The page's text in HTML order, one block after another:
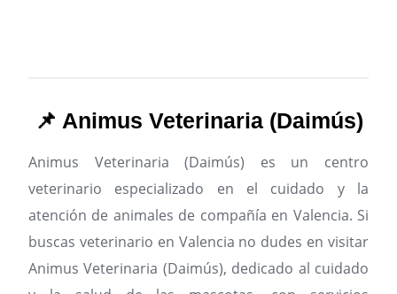
📌 Animus Veterinaria (Daimús)
Animus Veterinaria (Daimús) es un centro
veterinario especializado en el cuidado y la
atención de animales de compañía en Valencia. Si
buscas veterinario en Valencia no dudes en visitar
Animus Veterinaria (Daimús), dedicado al cuidado